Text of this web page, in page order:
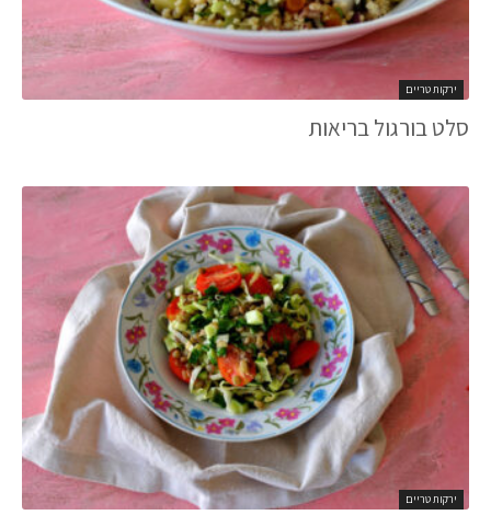
ירקות טריים
סלט בורגול בריאות
ירקות טריים